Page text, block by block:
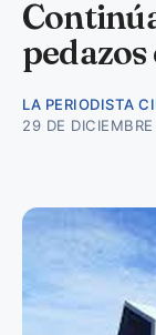
LA PERIODISTA
29 DE